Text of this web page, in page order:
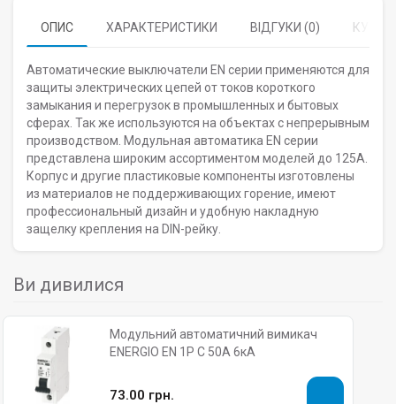
ОПИС ХАРАКТЕРИСТИКИ ВІДГУКИ (0)
Автоматические выключатели EN серии применяются для
защиты электрических цепей от токов короткого
замыкания и перегрузок в промышленных и бытовых
сферах. Так же используются на объектах с непрерывным
производством. Модульная автоматика EN серии
представлена широким ассортиментом моделей до 125А.
Корпус и другие пластиковые компоненты изготовлены
из материалов не поддерживающих горение, имеют
профессиональный дизайн и удобную накладную
защелку крепления на DIN-рейку.
Ви дивилися
Модульний автоматичний вимикач
ENERGIO EN 1P C 50А 6кА
73.00 грн.